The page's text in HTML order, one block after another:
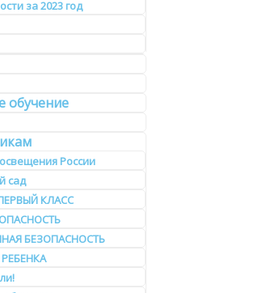
за 2023 год
обучение
России
сад
КЛАСС
БЕЗОПАСНОСТЬ